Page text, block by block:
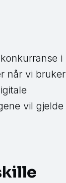
i
når vi bruker
vil gjelde